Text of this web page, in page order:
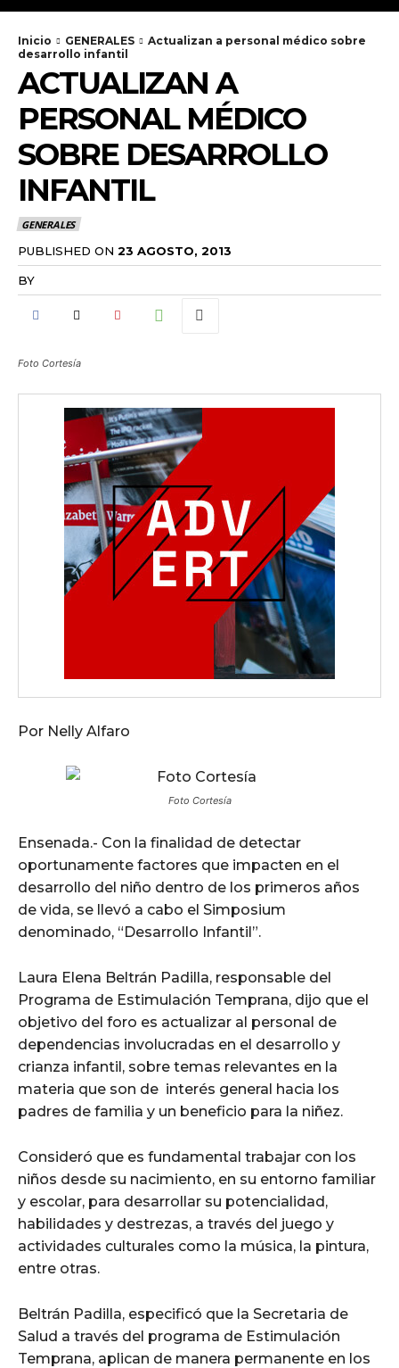
Inicio GENERALES
Actualizan a personal médico sobre
desarrollo infantil
ACTUALIZAN A
PERSONAL MÉDICO
SOBRE DESARROLLO
INFANTIL
GENERALES
PUBLISHED ON 23 AGOSTO, 2013
BY
Foto Cortesía
Por Nelly Alfaro
Foto Cortesía
Ensenada.- Con la finalidad de detectar
oportunamente factores que impacten en el
desarrollo del niño dentro de los primeros años
de vida, se llevó a cabo el Simposium
denominado, “Desarrollo Infantil”.
Laura Elena Beltrán Padilla, responsable del
Programa de Estimulación Temprana, dijo que el
objetivo del foro es actualizar al personal de
dependencias involucradas en el desarrollo y
crianza infantil, sobre temas relevantes en la
materia que son de interés general hacia los
padres de familia y un beneficio para la niñez.
Consideró que es fundamental trabajar con los
niños desde su nacimiento, en su entorno familiar
y escolar, para desarrollar su potencialidad,
habilidades y destrezas, a través del juego y
actividades culturales como la música, la pintura,
entre otras.
Beltrán Padilla, especificó que la Secretaria de
Salud a través del programa de Estimulación
Temprana, aplican de manera permanente en los